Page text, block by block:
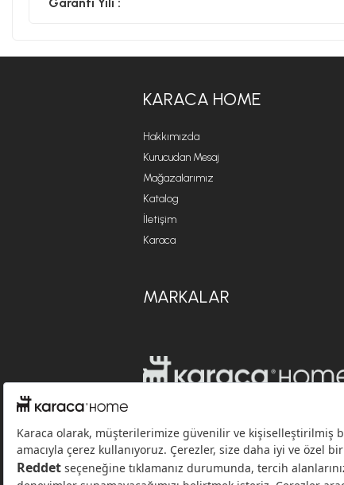
KARACA HOME
Hakkımızda
Kurucudan Mesaj
Mağazalarımız
Katalog
İletişim
Karaca
MARKALAR